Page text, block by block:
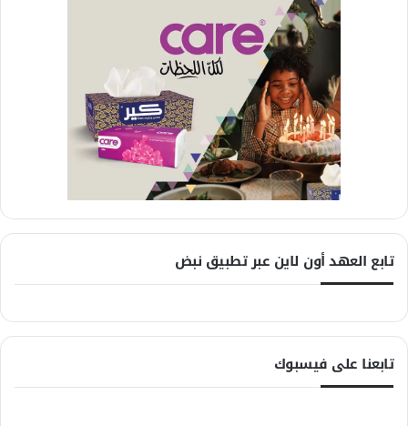
تابع العهد أون لاين عبر تطبيق نبض
تابعنا على فيسبوك